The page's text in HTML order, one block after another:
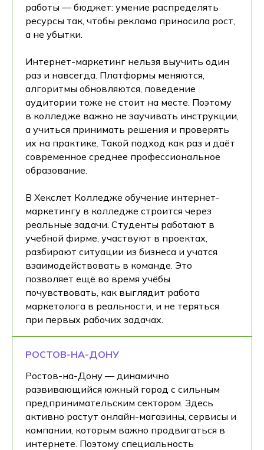
работы — бюджет: умение распределять
ресурсы так, чтобы реклама приносила рост,
а не убытки.
Интернет-маркетинг нельзя выучить один
раз и навсегда. Платформы меняются,
алгоритмы обновляются, поведение
аудитории тоже не стоит на месте. Поэтому
в колледже важно не заучивать инструкции,
а учиться принимать решения и проверять
их на практике. Такой подход как раз и даёт
современное среднее профессиональное
образование.
В Хекслет Колледже обучение интернет-
маркетингу в колледже строится через
реальные задачи. Студенты работают в
учебной фирме, участвуют в проектах,
разбирают ситуации из бизнеса и учатся
взаимодействовать в команде. Это
позволяет ещё во время учёбы
почувствовать, как выглядит работа
маркетолога в реальности, и не теряться
при первых рабочих задачах.
РОСТОВ-НА-ДОНУ
Ростов-на-Дону — динамично
развивающийся южный город с сильным
предпринимательским сектором. Здесь
активно растут онлайн-магазины, сервисы и
компании, которым важно продвигаться в
интернете. Поэтому специальность